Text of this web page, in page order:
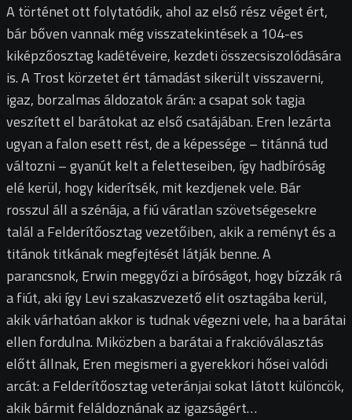
A történet ott folytatódik, ahol az első rész véget ért,
bár bőven vannak még visszatekintések a 104-es
kiképzőosztag kadétéveire, kezdeti összecsiszolódására
is. A Trost körzetet ért támadást sikerült visszaverni,
igaz, borzalmas áldozatok árán: a csapat sok tagja
veszített el barátokat az első csatájában. Eren lezárta
ugyan a falon esett rést, de a képessége – titánná tud
változni – gyanút kelt a feletteseiben, így hadbíróság
elé kerül, hogy kiderítsék, mit kezdjenek vele. Bár
rosszul áll a szénája, a fiú váratlan szövetségesekre
talál a Felderítőosztag vezetőiben, akik a reményt és a
titánok titkának megfejtését látják benne. A
parancsnok, Erwin meggyőzi a bíróságot, hogy bízzák rá
a fiút, aki így Levi szakaszvezető elit osztagába kerül,
akik várhatóan akkor is tudnak végezni vele, ha a barátai
ellen fordulna. Miközben a barátai a frakcióválasztás
előtt állnak, Eren megismeri a gyerekkori hősei valódi
arcát: a Felderítőosztag veteránjai sokat látott különcök,
akik bármit feláldoznának az igazságért…